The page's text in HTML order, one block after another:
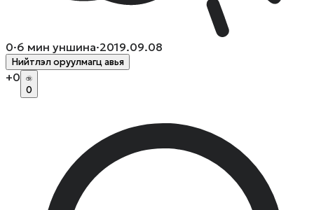
0·6 мин уншина·2019.09.08
Нийтлэл оруулмагц авья
+0
0